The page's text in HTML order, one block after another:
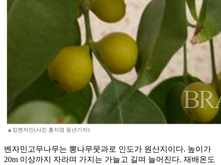
▲킹벤자민(사진 홍지영 동년기자)
벤자민고무나무는 뽕나무뭇과로 인도가 원산지이다. 높이가
20m 이상까지 자라며 가지는 가늘고 길며 늘어진다. 재배온도